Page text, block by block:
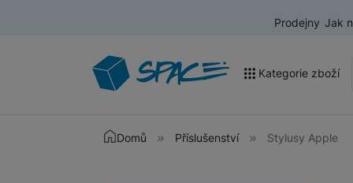
Prodejny Jak
Kategorie zboží
Akce a výprodej
Domů Příslušenství Stylusy Apple